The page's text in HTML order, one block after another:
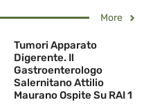
More
Tumori Apparato
Digerente. Il
Gastroenterologo
Salernitano Attilio
Maurano Ospite Su RAI 1